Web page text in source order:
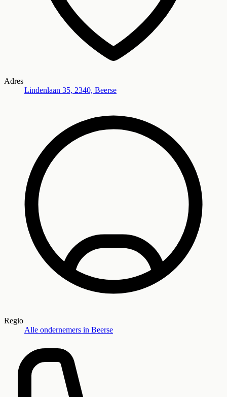
Adres
Lindenlaan 35, 2340, Beerse
Regio
Alle ondernemers in Beerse